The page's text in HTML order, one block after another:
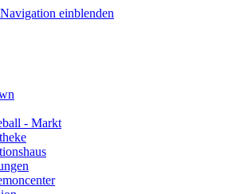
Navigation einblenden
- Markt